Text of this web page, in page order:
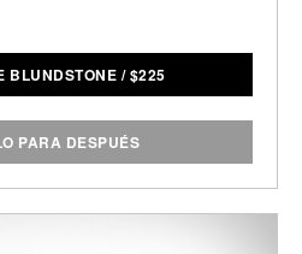
BLUNDSTONE /$225
PARA DESPUÉS